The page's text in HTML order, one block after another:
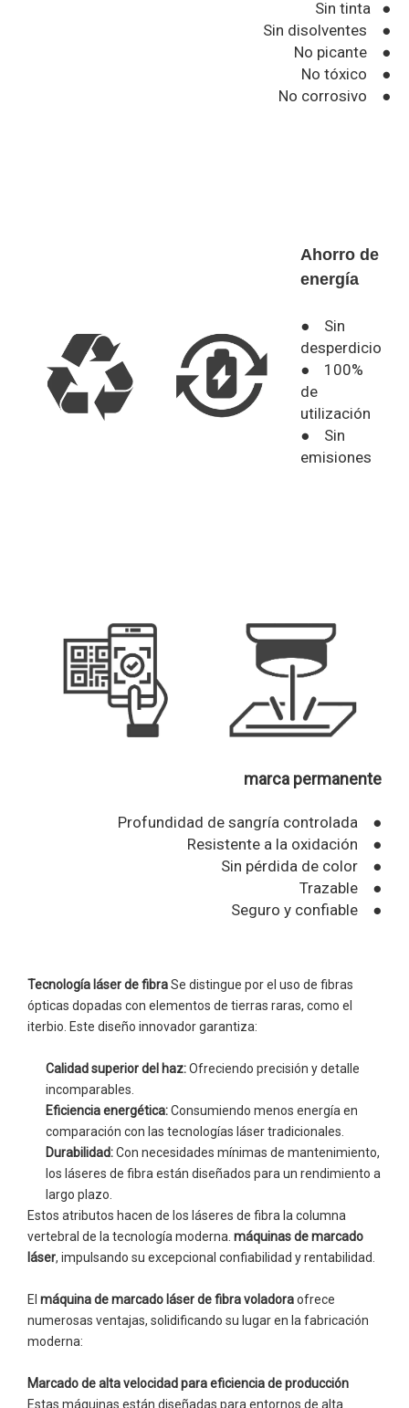
Sin tinta ●
Sin disolventes ●
No picante ●
No tóxico ●
No corrosivo ●
Ahorro de
energía
● Sin
desperdicio
● 100%
de
utilización
● Sin
emisiones
marca permanente
Profundidad de sangría controlada ●
Resistente a la oxidación ●
Sin pérdida de color ●
Trazable ●
Seguro y confiable ●
Tecnología láser de fibraSe distingue por el uso de fibras
ópticas dopadas con elementos de tierras raras, como el
iterbio. Este diseño innovador garantiza:
Calidad superior del haz:Ofreciendo precisión y detalle
incomparables.
Eficiencia energética:Consumiendo menos energía en
comparación con las tecnologías láser tradicionales.
Durabilidad:Con necesidades mínimas de mantenimiento,
los láseres de fibra están diseñados para un rendimiento a
largo plazo.
Estos atributos hacen de los láseres de fibra la columna
vertebral de la tecnología moderna. máquinas de marcado
láser, impulsando su excepcional confiabilidad y rentabilidad.
El máquina de marcado láser de fibra voladoraofrece
numerosas ventajas, solidificando su lugar en la fabricación
moderna:
Marcado de alta velocidad para eficiencia de producción
Estas máquinas están diseñadas para entornos de alta